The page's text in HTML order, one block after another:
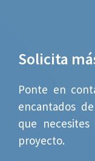
Solicita
Ponte en
encantados
que
proyecto.